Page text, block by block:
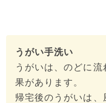
うがい手洗い
うがいは、のどに
果があります。
帰宅後のうがいは